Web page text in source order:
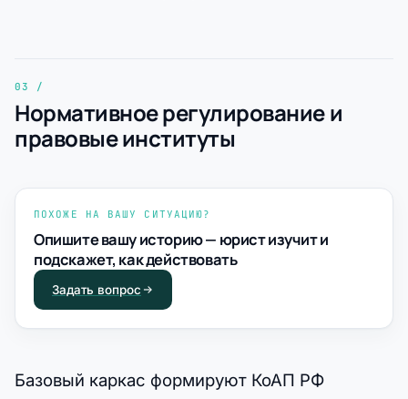
Нормативное регулирование и
правовые институты
ПОХОЖЕ НА ВАШУ СИТУАЦИЮ?
Опишите вашу историю — юрист изучит и
подскажет, как действовать
Задать вопрос
Базовый каркас формируют КоАП РФ